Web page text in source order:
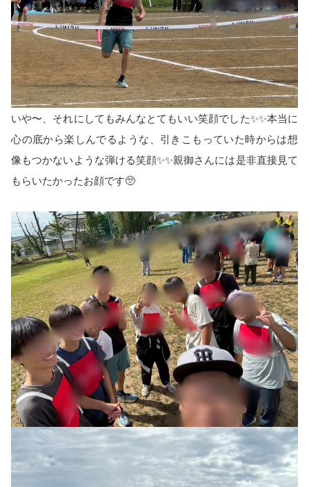
いや〜、それにしてもみんなとてもいい笑顔でした✨✨本当に
心の底から楽しんでるような、引きこもっていた時からは想
像もつかないような弾ける笑顔✨✨親御さんには是非直接見て
もらいたかったお顔です🥺